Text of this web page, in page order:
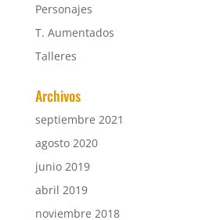
Personajes
T. Aumentados
Talleres
Archivos
septiembre 2021
agosto 2020
junio 2019
abril 2019
noviembre 2018